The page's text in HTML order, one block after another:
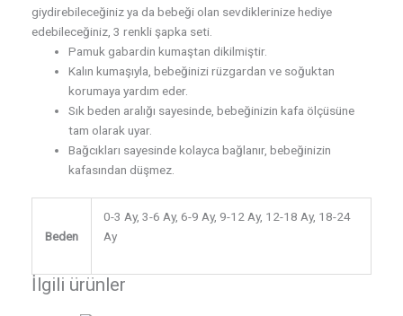
giydirebileceğiniz ya da bebeği olan sevdiklerinize hediye
edebileceğiniz, 3 renkli şapka seti.
Pamuk gabardin kumaştan dikilmiştir.
Kalın kumaşıyla, bebeğinizi rüzgardan ve soğuktan
korumaya yardım eder.
Sık beden aralığı sayesinde, bebeğinizin kafa ölçüsüne
tam olarak uyar.
Bağcıkları sayesinde kolayca bağlanır, bebeğinizin
kafasından düşmez.
Beden
0-3 Ay, 3-6 Ay, 6-9 Ay, 9-12 Ay, 12-18 Ay, 18-24
Ay
İlgili ürünler